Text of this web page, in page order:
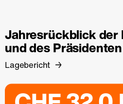
Jahresrückblick der
und des Präsidenten
Lagebericht